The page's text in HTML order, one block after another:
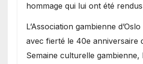
hommage qui lui ont été
​L’Association gambienne
avec fierté le 40e anniversaire
Semaine culturelle gambienne,